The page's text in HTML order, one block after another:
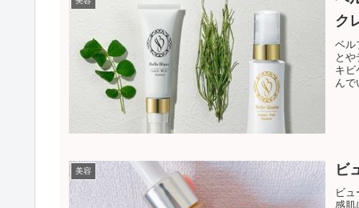
ク
ベル
と
キビ
ん
美容 ビ
ビ
感肌